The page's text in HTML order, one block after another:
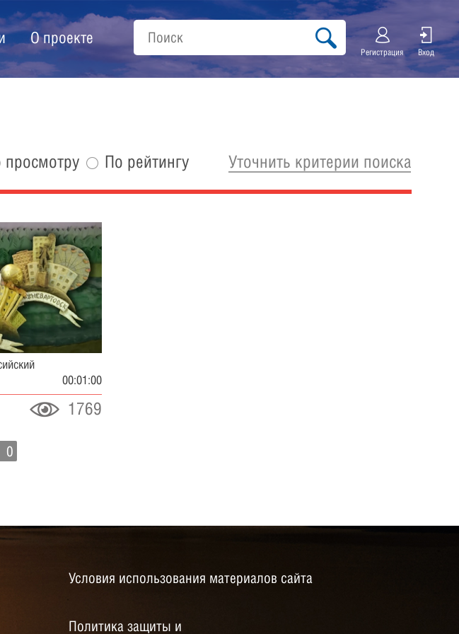
О проекте
Регистрация Вход
просмотру По рейтингу Уточнить критерии поиска
00:01:00
1769
0
Условия использования материалов сайта
Политика защиты и